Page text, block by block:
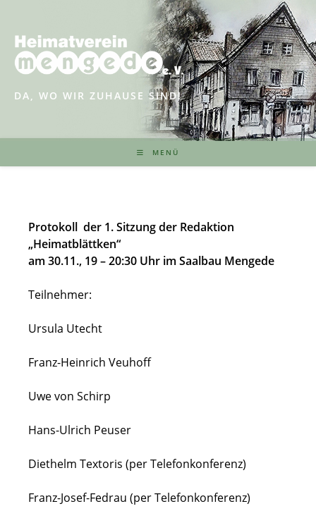
springen
DA, WO WIR ZUHAUSE SIND!
MENÜ
Protokoll der 1. Sitzung der Redaktion
„Heimatblättken“
am 30.11., 19 – 20:30 Uhr im Saalbau Mengede
Teilnehmer:
Ursula Utecht
Franz-Heinrich Veuhoff
Uwe von Schirp
Hans-Ulrich Peuser
Diethelm Textoris (per Telefonkonferenz)
Franz-Josef-Fedrau (per Telefonkonferenz)